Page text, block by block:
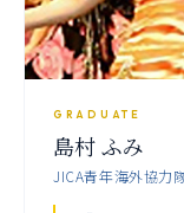
GRADUATE
島村 ふみ
JICA青年海外協力